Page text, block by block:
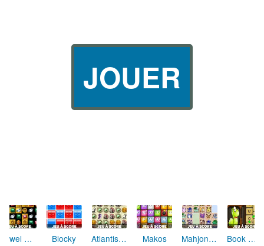
JOUER
Jewel Quest Blocky Atlantis Quest Makos Mahjong Pokemon Book Worm Français